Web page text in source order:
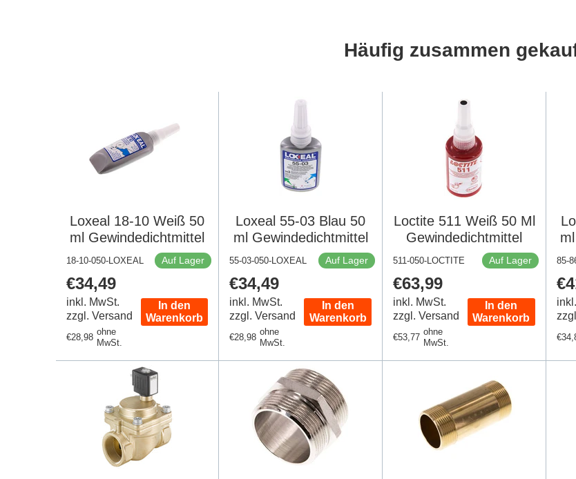
Häufig zusammen
Loxeal 18-10 Weiß 50
ml Gewindedichtmittel
18-10-050-LOXEAL Auf Lager
Regulärer
Preis
€34,49
inkl. MwSt.
zzgl. Versand
Regulärer
€28,98
ohne
MwSt.
In den
Warenkorb
Loxeal 55-03 Blau 50
ml Gewindedichtmittel
55-03-050-LOXEAL Auf Lager
Regulärer
Preis
€34,49
inkl. MwSt.
zzgl. Versand
Regulärer
€28,98
ohne
MwSt.
In den
Warenkorb
Loctite 511 Weiß 50 Ml
Gewindedichtmittel
511-050-LOCTITE Auf Lager
Regulärer
Preis
€63,99
inkl. MwSt.
zzgl. Versand
Regulärer
€53,77
ohne
MwSt.
In den
Warenkorb
85-